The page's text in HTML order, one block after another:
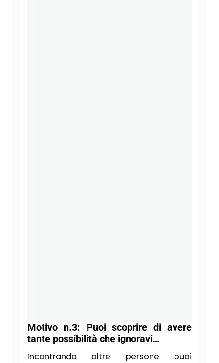
Motivo n.3: Puoi scoprire di avere
tante possibilità che ignoravi…
Incontrando altre persone puoi